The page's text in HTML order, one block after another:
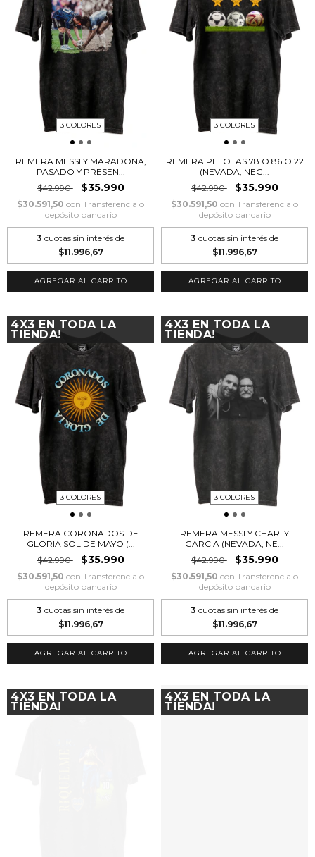
3 COLORES
REMERA MESSI Y MARADONA,
PASADO Y PRESEN...
$42.990
$35.990
$30.591,50 con Transferencia o
depósito bancario
3 cuotas sin interés de
$11.996,67
AGREGAR AL CARRITO
3 COLORES
REMERA PELOTAS 78 O 86 O 22
(NEVADA, NEG...
$42.990
$35.990
$30.591,50 con Transferencia o
depósito bancario
3 cuotas sin interés de
$11.996,67
AGREGAR AL CARRITO
4X3 EN TODA LA
TIENDA!
3 COLORES
REMERA CORONADOS DE
GLORIA SOL DE MAYO (...
$42.990
$35.990
$30.591,50 con Transferencia o
depósito bancario
3 cuotas sin interés de
$11.996,67
AGREGAR AL CARRITO
4X3 EN TODA LA
TIENDA!
3 COLORES
REMERA MESSI Y CHARLY
GARCIA (NEVADA, NE...
$42.990
$35.990
$30.591,50 con Transferencia o
depósito bancario
3 cuotas sin interés de
$11.996,67
AGREGAR AL CARRITO
4X3 EN TODA LA
TIENDA!
4X3 EN TODA LA
TIENDA!